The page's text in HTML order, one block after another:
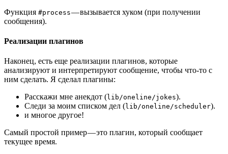
Функция #process— вызывается хуком (при получении
сообщения).
Реализации плагинов
Наконец, есть еще реализации плагинов, которые
анализируют и интерпретируют сообщение, чтобы что-то с
ним сделать. Я сделал плагины:
Расскажи мне анекдот (lib/oneline/jokes).
Следи за моим списком дел (lib/oneline/scheduler).
и многое другое!
Самый простой пример — это плагин, который сообщает
текущее время.